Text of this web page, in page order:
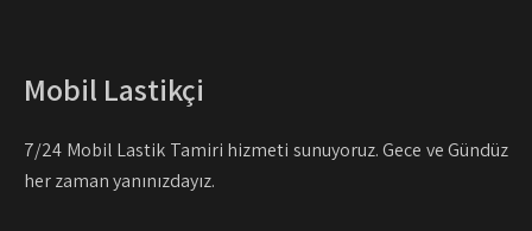
Mobil Lastikçi
7/24 Mobil Lastik Tamiri hizmeti sunuyoruz. Gece ve Gündüz
her zaman yanınızdayız.